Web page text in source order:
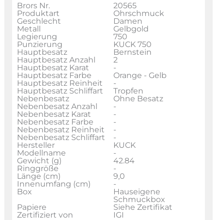
Brors Nr.
20565
Produktart
Ohrschmuck
Geschlecht
Damen
Metall
Gelbgold
Legierung
750
Punzierung
KUCK 750
Hauptbesatz
Bernstein
Hauptbesatz Anzahl
2
Hauptbesatz Karat
-
Hauptbesatz Farbe
Orange - Gelb
Hauptbesatz Reinheit
-
Hauptbesatz Schliffart
Tropfen
Nebenbesatz
Ohne Besatz
Nebenbesatz Anzahl
-
Nebenbesatz Karat
-
Nebenbesatz Farbe
-
Nebenbesatz Reinheit
-
Nebenbesatz Schliffart
-
Hersteller
KUCK
Modellname
-
Gewicht (g)
42.84
Ringgröße
-
Länge (cm)
9,0
Innenumfang (cm)
-
Box
Hauseigene
Schmuckbox
Papiere
Siehe Zertifikat
Zertifiziert von
IGI